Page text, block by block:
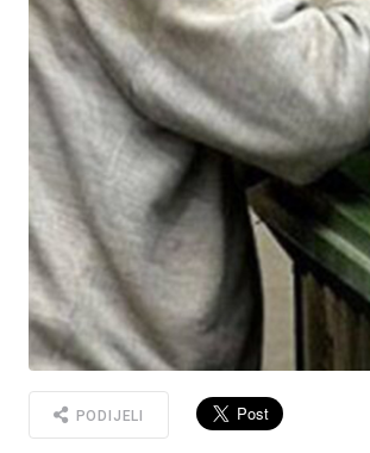
PODIJELI